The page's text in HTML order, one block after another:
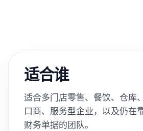
适合谁
适合多门店零售、餐饮、仓库
口商、服务型企业，以及仍在
财务单据的团队。